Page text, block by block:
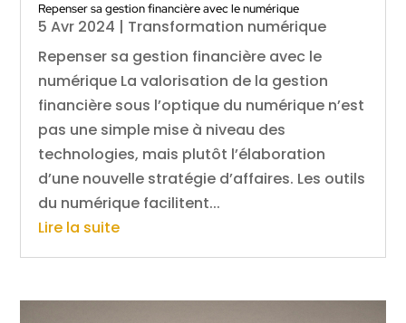
Repenser sa gestion financière avec le numérique
5 Avr 2024 | Transformation numérique
Repenser sa gestion financière avec le
numérique La valorisation de la gestion
financière sous l’optique du numérique n’est
pas une simple mise à niveau des
technologies, mais plutôt l’élaboration
d’une nouvelle stratégie d’affaires. Les outils
du numérique facilitent...
Lire la suite